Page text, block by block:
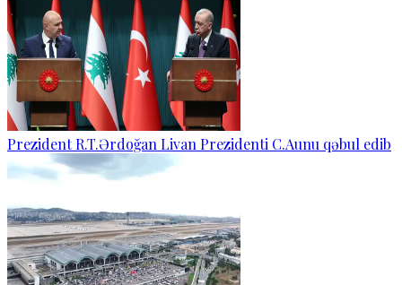
Prezident R.T.Ərdoğan Livan Prezidenti C.Aunu qəbul edib